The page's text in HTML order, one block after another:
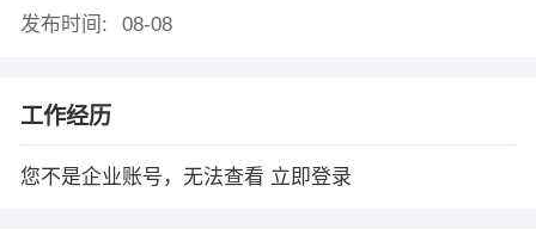
发布时间:
08-08
工作经历
您不是企业账号，无法查看 立即登录